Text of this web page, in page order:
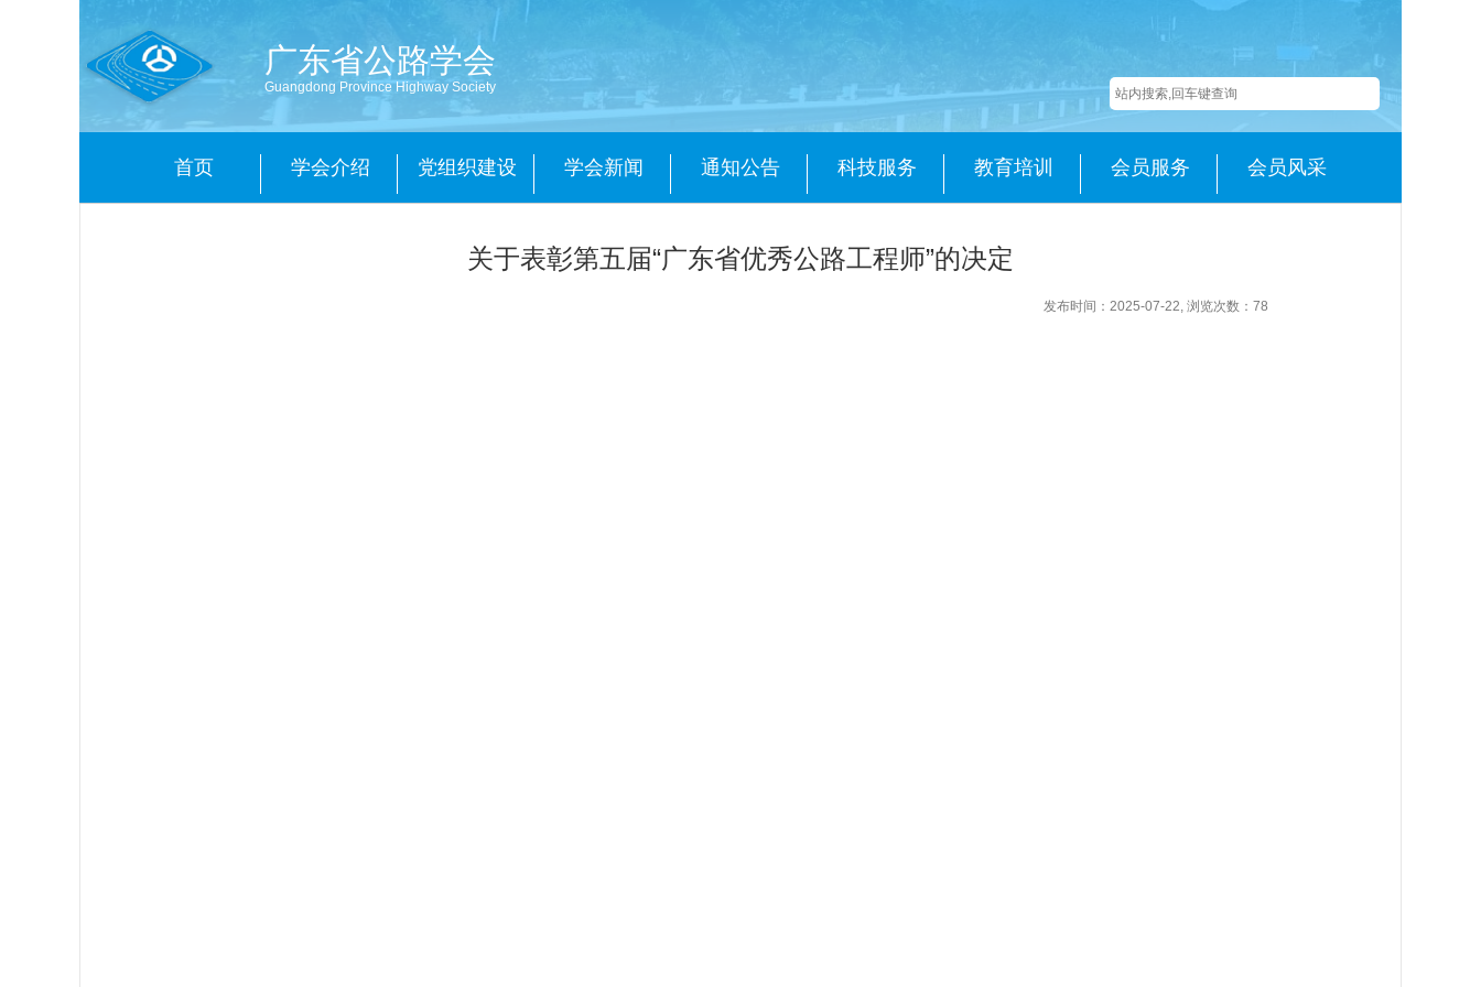
广东省公路学会
Guangdong Province Highway Society
首页 学会介绍 党组织建设 学会新闻 通知公告 科技服务 教育培训 会员服务 会员风采
关于表彰第五届“广东省优秀公路工程师”的决定
发布时间：2025-07-22, 浏览次数：78